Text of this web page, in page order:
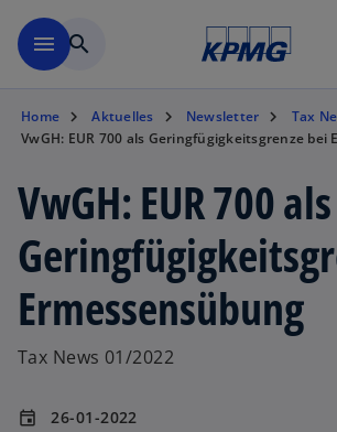
menu search
Home Aktuelles Newsletter
Tax
VwGH: EUR 700 als Geringfügigkeitsgrenze bei
VwGH: EUR 700 als
Ermessensübung
Tax News 01/2022
event 26-01-2022